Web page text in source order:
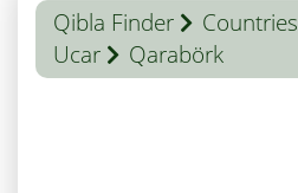
Qibla Finder Countries
Ucar
Qarabörk